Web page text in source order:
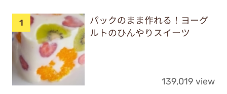
パックのまま作れる！ヨーグ
ルトのひんやりスイーツ
139,019 view